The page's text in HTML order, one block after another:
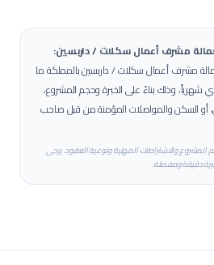
مشرف أعمال سكلات / داربسين:
مشرف أعمال سكلات / داربسينبالمملكة ما
شهرياً، وذلك بناءً على الخبرة وحجم المشروع،
أو السكن والمواصلات المؤمنة من قبل صاحب
والاشتراطات المهنية ونوعية العقود. يرجى
دقيقة ومفصلة.